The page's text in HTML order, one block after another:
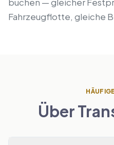
Fahrzeugflotte, gleiche
Über